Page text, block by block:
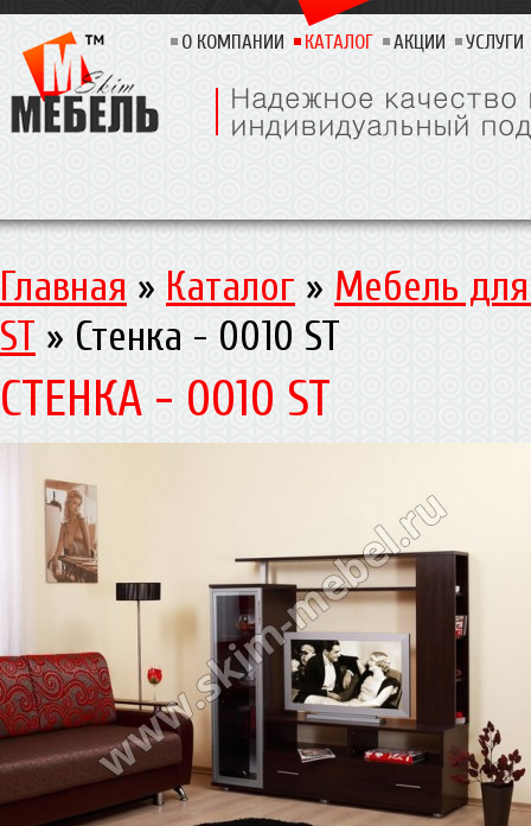
О КОМПАНИИ КАТАЛОГ АКЦИИ УСЛУГИ
Главная » Каталог » Мебель
ST » Стенка - 0010 ST
СТЕНКА - 0010 ST